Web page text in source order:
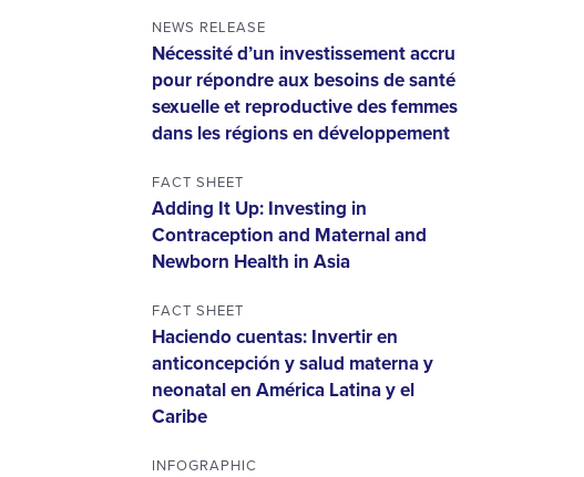
NEWS RELEASE
Nécessité d’un investissement accru
pour répondre aux besoins de santé
sexuelle et reproductive des femmes
dans les régions en développement
FACT SHEET
Adding It Up: Investing in
Contraception and Maternal and
Newborn Health in Asia
FACT SHEET
Haciendo cuentas: Invertir en
anticoncepción y salud materna y
neonatal en América Latina y el
Caribe
INFOGRAPHIC